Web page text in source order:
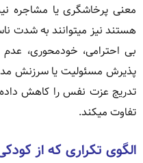
معنی پرخاشگری یا مشاجره
هستند نیز میتوانند به شدت
بی احترامی، خودمحوری، عدم
پذیرش مسئولیت یا سرزنش
تدریج عزت نفس را کاهش
تفاوت میکند.
الگوی تکراری که از